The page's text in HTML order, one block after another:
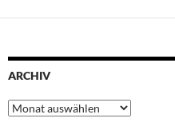
ARCHIV
Archiv